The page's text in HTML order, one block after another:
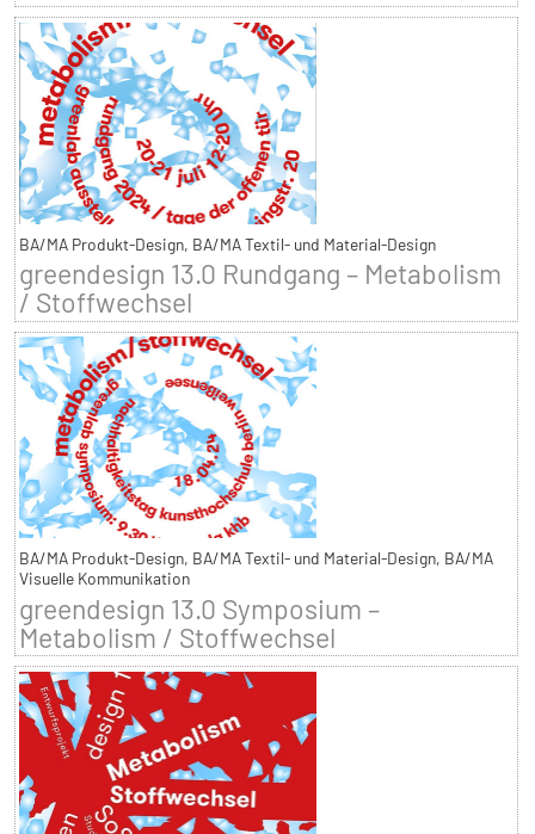
BA/MA Produkt-Design, BA/MA Textil- und Material-Design
greendesign 13.0 Rundgang – Metabolism
/ Stoffwechsel
BA/MA Produkt-Design, BA/MA Textil- und Material-Design, BA/MA
Visuelle Kommunikation
greendesign 13.0 Symposium –
Metabolism / Stoffwechsel